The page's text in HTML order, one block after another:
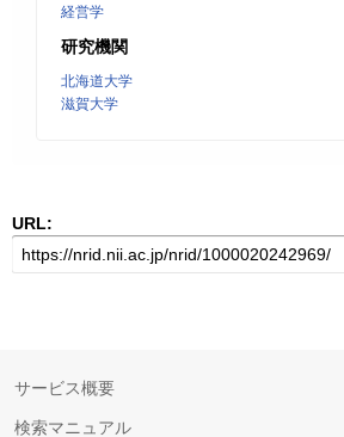
経営学
研究機関
北海道大学
滋賀大学
URL:
サービス概要
検索マニュアル